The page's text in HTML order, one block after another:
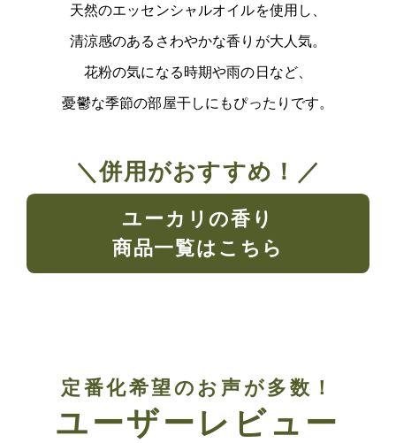
天然のエッセンシャルオイルを使用し、
清涼感のあるさわやかな香りが大人気。
花粉の気になる時期や雨の日など、
憂鬱な季節の部屋干しにもぴったりです。
＼併用がおすすめ！／
ユーカリの香り
商品一覧はこちら
定番化希望のお声が多数！
ユーザーレビュー